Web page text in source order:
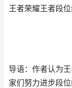
王者荣耀王者段
导语：作者认为
家们努力进步段